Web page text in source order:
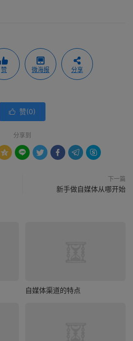
赞 微海报 分享
 赞(0)
分享到
     
下一篇
新手做自媒体从哪开始
自媒体渠道的特点